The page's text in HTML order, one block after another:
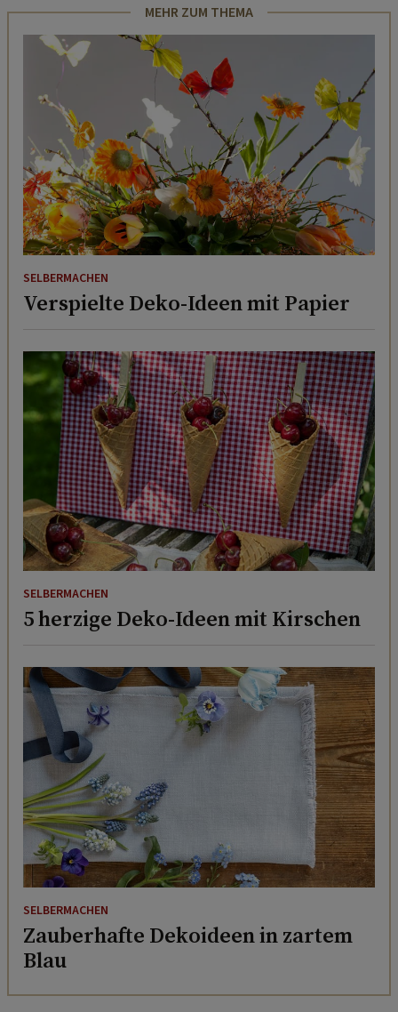
MEHR ZUM THEMA
SELBERMACHEN
Verspielte Deko-Ideen mit Papier
SELBERMACHEN
5 herzige Deko-Ideen mit Kirschen
SELBERMACHEN
Zauberhafte Dekoideen in zartem
Blau